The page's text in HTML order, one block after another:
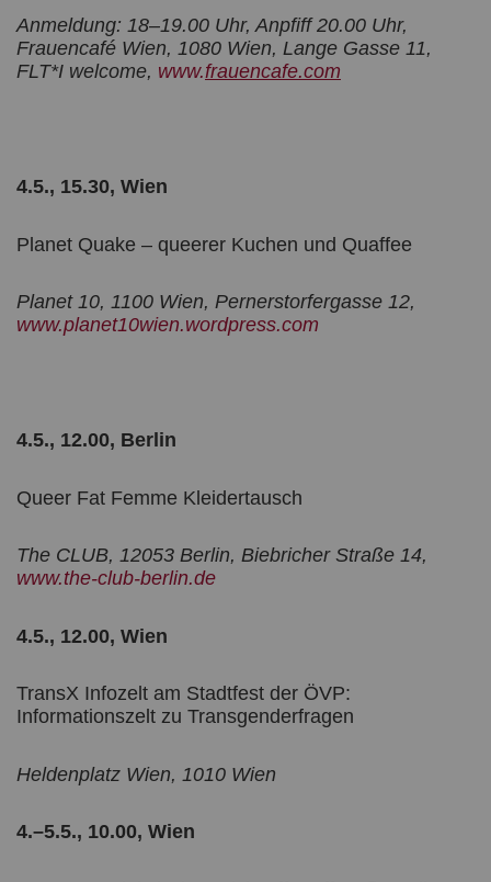
Anmeldung: 18–19.00 Uhr, Anpfiff 20.00 Uhr,
Frauencafé Wien, 1080 Wien, Lange Gasse 11,
FLT*I welcome, www.frauencafe.com
4.5., 15.30, Wien
Planet Quake – queerer Kuchen und Quaffee
Planet 10, 1100 Wien, Pernerstorfergasse 12,
www.planet10wien.wordpress.com
4.5., 12.00, Berlin
Queer Fat Femme Kleidertausch
The CLUB, 12053 Berlin, Biebricher Straße 14,
www.the-club-berlin.de
4.5., 12.00, Wien
TransX Infozelt am Stadtfest der ÖVP:
Informationszelt zu Transgenderfragen
Heldenplatz Wien, 1010 Wien
4.–5.5., 10.00, Wien